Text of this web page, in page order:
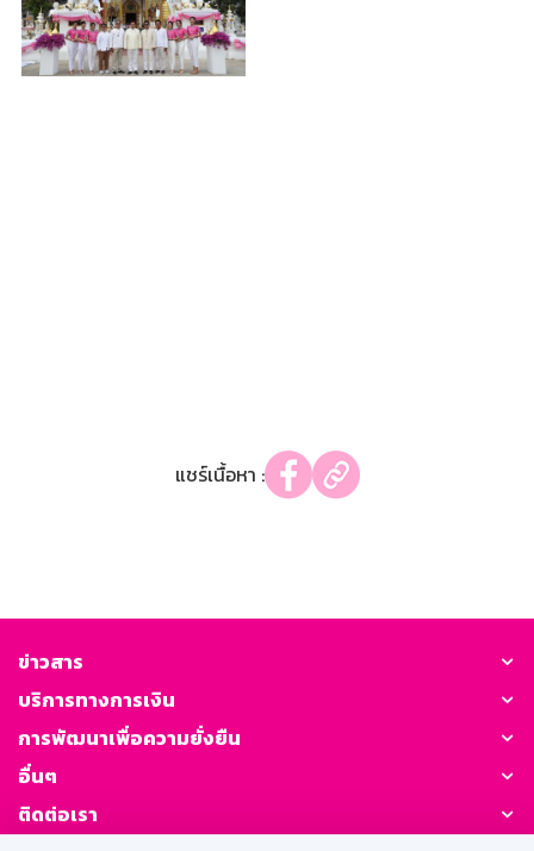
แชร์เนื้อหา :
ข่าวสาร
บริการทางการเงิน
การพัฒนาเพื่อความยั่งยืน
อื่นๆ
ติดต่อเรา